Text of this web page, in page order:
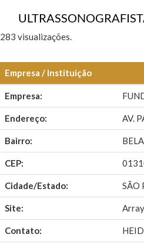
283 visualizações.
Empresa / Instituição
Empresa:
Endereço: AV.
Bairro:
CEP:
Cidade/Estado: SÃO
Site: Array
Contato: